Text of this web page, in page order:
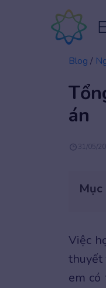
Blog /
án
31/05/
Việc
thuyết
em có